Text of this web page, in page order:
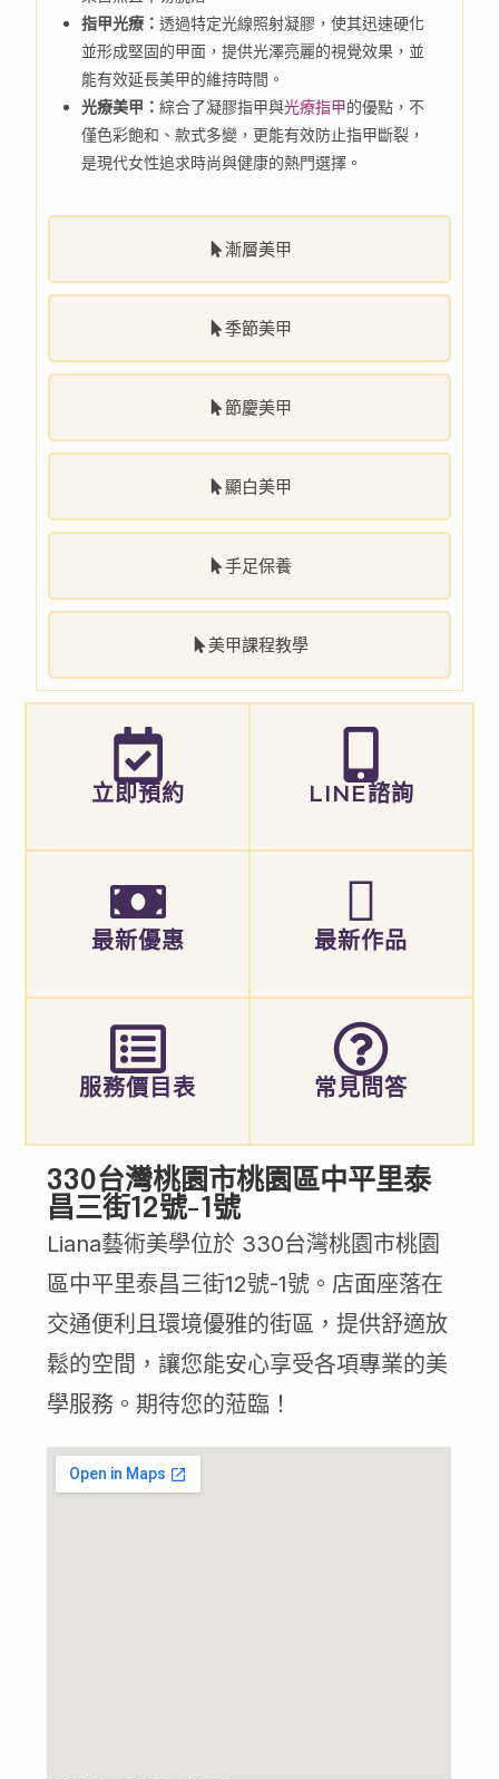
漸層美甲
季節美甲
節慶美甲
顯白美甲
手足保養
美甲課程教學
指甲光療：透過特定光線照射凝膠，使其迅速硬化
並形成堅固的甲面，提供光澤亮麗的視覺效果，並
能有效延長美甲的維持時間。
光療美甲：綜合了凝膠指甲與光療指甲的優點，不
僅色彩飽和、款式多變，更能有效防止指甲斷裂，
是現代女性追求時尚與健康的熱門選擇。
立即預約 LINE諮詢
最新優惠 最新作品
服務價目表 常見問答
330台灣桃園市桃園區中平里泰
昌三街12號-1號
Liana藝術美學位於 330台灣桃園市桃園
區中平里泰昌三街12號-1號。店面座落在
交通便利且環境優雅的街區，提供舒適放
鬆的空間，讓您能安心享受各項專業的美
學服務。期待您的蒞臨！